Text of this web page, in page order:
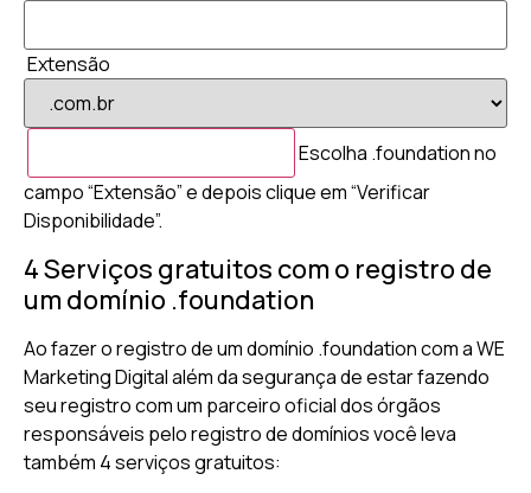
Extensão
Escolha .foundation no
campo “Extensão” e depois clique em “Verificar
Disponibilidade”.
4 Serviços gratuitos com o registro de
um domínio .foundation
Ao fazer o registro de um domínio .foundation com a WE
Marketing Digital além da segurança de estar fazendo
seu registro com um parceiro oficial dos órgãos
responsáveis pelo registro de domínios você leva
também 4 serviços gratuitos: